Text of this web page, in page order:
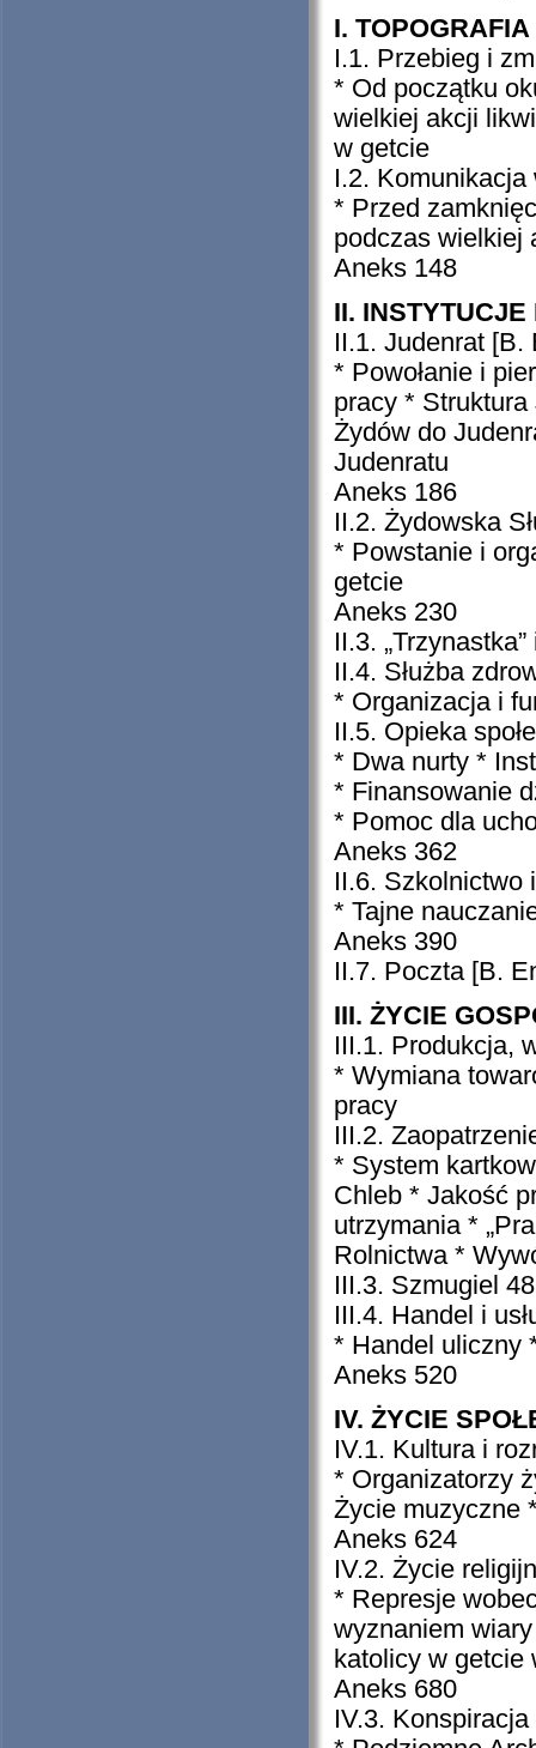
I.
I.1. Przebieg i
* Od początku
wielkiej akcji
w getcie
I.2. Komunikacja
* Przed
podczas wielkiej
Aneks 148
II. INSTYTUCJE
II.1. Judenrat [B.
* Powołanie i
pracy *
Żydów do
Judenratu
Aneks 186
II.2. Żydowska
* Powstanie i
getcie
Aneks 230
II.3.
II.4. Służba
* Organizacja i
II.5. Opieka
* Dwa nurty *
* Finansowanie
* Pomoc dla
Aneks 362
II.6. Szkolnictwo
* Tajne
Aneks 390
II.7. Poczta [B.
III. ŻYCIE
III.1. Produkcja,
* Wymiana
pracy
III.2.
* System
Chleb * Jakość
utrzymania *
Rolnictwa *
III.3. Szmugiel
III.4. Handel i
* Handel uliczny
Aneks 520
IV. ŻYCIE
IV.1. Kultura i
* Organizatorzy
Życie muzyczne
Aneks 624
IV.2. Życie
* Represje
wyznaniem
katolicy w getcie
Aneks 680
IV.3.